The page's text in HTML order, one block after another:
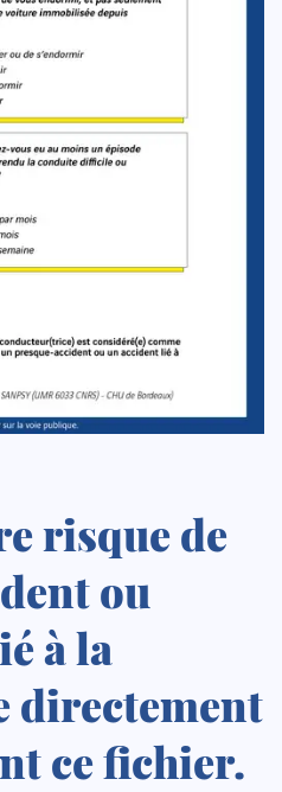
risque de
ou
à la
directement
ce fichier.